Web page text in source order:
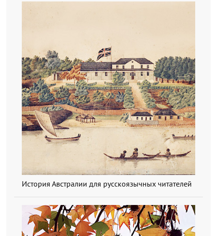
История Австралии для русскоязычных читателей